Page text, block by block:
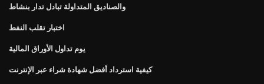
والصناديق المتداولة تبادل تدار بنشاط
اختبار تقلب النفط
يوم تداول الأوراق المالية
كيفية استرداد أفضل شهادة شراء عبر الإنترنت